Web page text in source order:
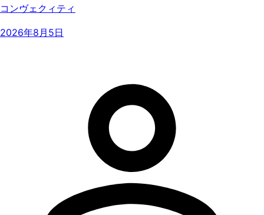
コンヴェクィティ
2026年8月5日